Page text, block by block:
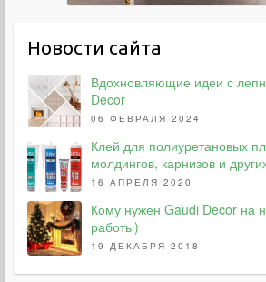
Новости сайта
Вдохновляющие идеи с
Decor
06 ФЕВРАЛЯ 2024
Клей для полиуретановых
молдингов, карнизов и
16 АПРЕЛЯ 2020
Кому нужен Gaudi Decor на
работы)
19 ДЕКАБРЯ 2018